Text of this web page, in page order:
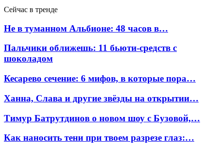
Сейчас в тренде
Не в туманном Альбионе: 48 часов в…
Пальчики оближешь: 11 бьюти-средств с
шоколадом
Кесарево сечение: 6 мифов, в которые пора…
Ханна, Слава и другие звёзды на открытии…
Тимур Батрутдинов о новом шоу с Бузовой,…
Как наносить тени при твоем разрезе глаз:…